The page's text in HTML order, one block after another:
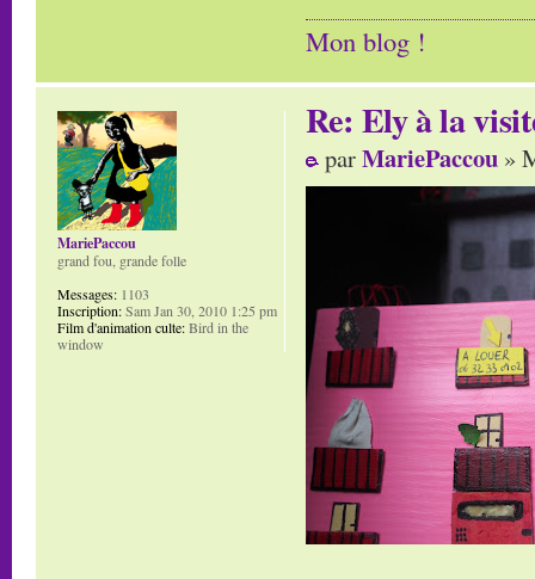
Mon blog !
Re: Ely à la
parMariePaccou »
MariePaccou
grand fou, grande folle
Messages: 1103
Inscription:Sam Jan 30, 2010 1:25 pm
Film d'animation culte:Bird in the
window